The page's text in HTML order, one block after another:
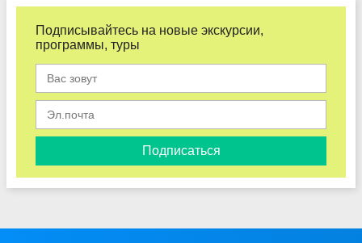
Подписывайтесь на новые экскурсии,
программы, туры
Подписаться